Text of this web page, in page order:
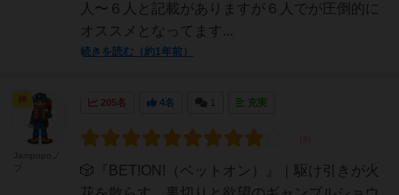
人〜６人と記載がありますが６人でが圧倒的に
オススメとなってます...
続きを読む（約1年前）
205名 4名 充実
🎲『BET!ON!（ベットオン）』｜駆け引きが火